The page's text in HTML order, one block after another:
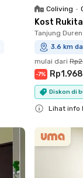
Coliving •
Kost
Tanjung
3.6 km
mulai dari
-7%
Diskon di
Lihat info